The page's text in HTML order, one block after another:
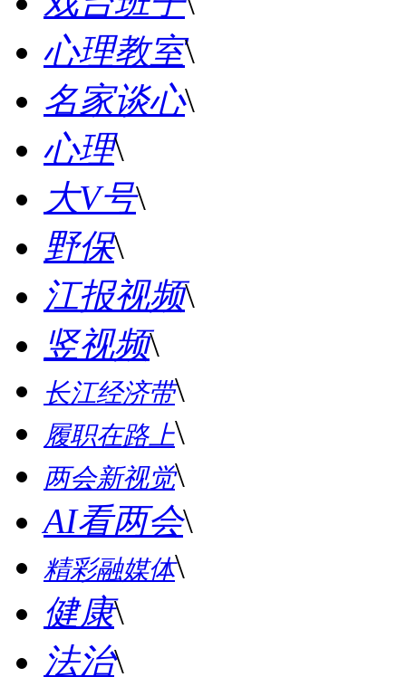
心理教室\
名家谈心\
心理\
大V号\
野保\
江报视频\
竖视频\
长江经济带\
履职在路上\
两会新视觉\
AI看两会\
精彩融媒体\
健康\
法治\